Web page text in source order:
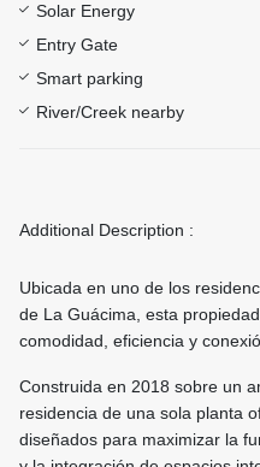
Solar Energy
Entry Gate
Smart parking
River/Creek nearby
Additional Description :
Ubicada en uno de los
de La Guácima, esta
comodidad, eficiencia y
Construida en 2018 sobre un
residencia de una sola planta
diseñados para maximizar la